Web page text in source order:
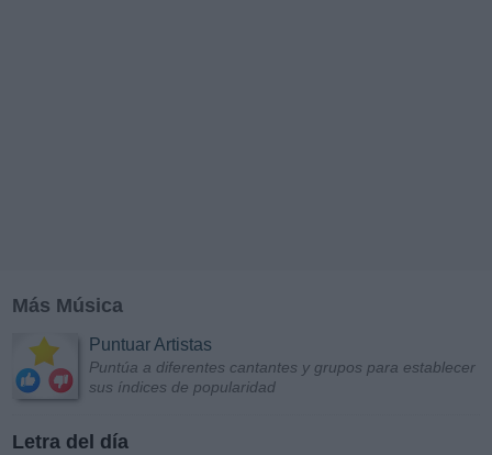
Más Música
Puntuar Artistas
Puntúa a diferentes cantantes y grupos para establecer
sus índices de popularidad
Letra del día